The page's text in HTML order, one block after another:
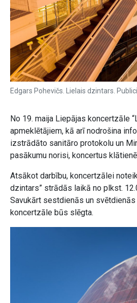
Edgars Pohevičs. Lielais dzintars.
No 19. maija Liepājas koncertzāle
apmeklētājiem, kā arī nodrošina
izstrādāto sanitāro protokolu un
pasākumu norisi, koncertus
Atsākot darbību, koncertzālei
dzintars” strādās laikā no plkst.
Savukārt sestdienās un
koncertzāle būs slēgta.